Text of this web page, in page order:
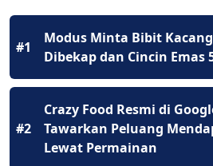
#1
Modus Minta Bibit
Dibekap dan Cincin Emas
#2
Crazy Food Resmi di
Tawarkan Peluang
Lewat Permainan